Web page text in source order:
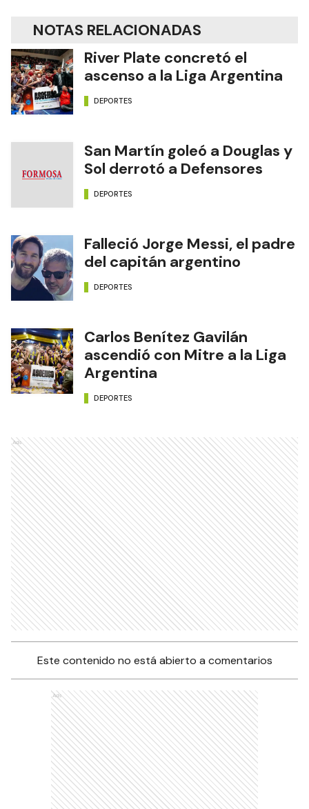
NOTAS RELACIONADAS
River Plate concretó el
ascenso a la Liga Argentina
DEPORTES
San Martín goleó a Douglas y
Sol derrotó a Defensores
DEPORTES
Falleció Jorge Messi, el padre
del capitán argentino
DEPORTES
Carlos Benítez Gavilán
ascendió con Mitre a la Liga
Argentina
DEPORTES
Ads
Este contenido no está abierto a comentarios
Ads